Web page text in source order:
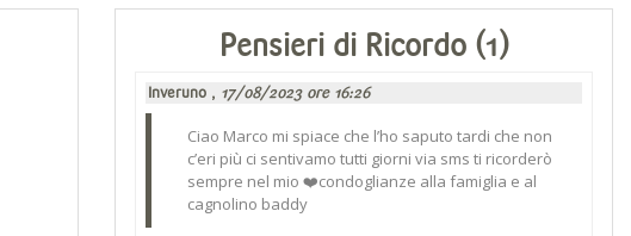
Pensieri di Ricordo (1)
Inveruno , 17/08/2023 ore 16:26
Ciao Marco mi spiace che l’ho saputo tardi che non
c’eri più ci sentivamo tutti giorni via sms ti ricorderò
sempre nel mio ❤️condoglianze alla famiglia e al
cagnolino baddy